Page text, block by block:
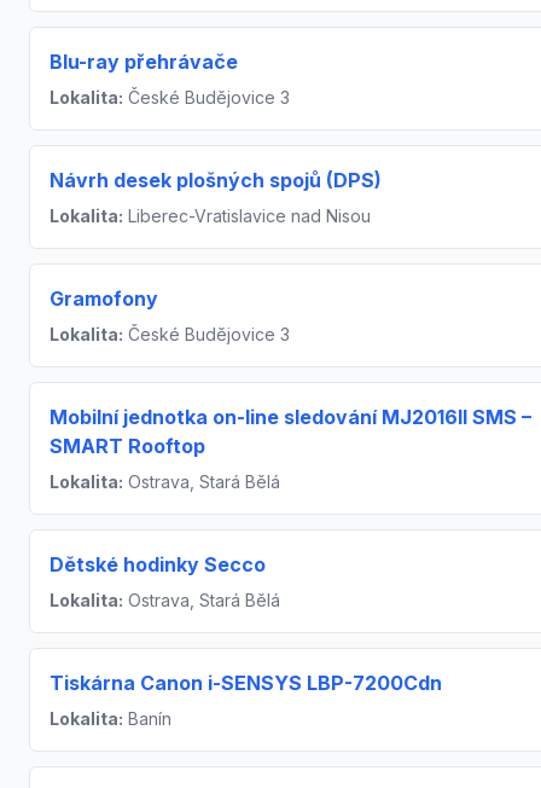
Blu-ray přehrávače
Lokalita: České Budějovice 3
Návrh desek plošných spojů (DPS)
Lokalita: Liberec-Vratislavice nad Nisou
Gramofony
Lokalita: České Budějovice 3
Mobilní jednotka on-line sledování MJ2016II SMS –
SMART Rooftop
Lokalita: Ostrava, Stará Bělá
Dětské hodinky Secco
Lokalita: Ostrava, Stará Bělá
Tiskárna Canon i-SENSYS LBP-7200Cdn
Lokalita: Banín